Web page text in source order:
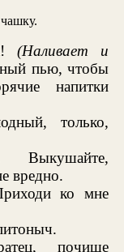
(Наливает и
пью, чтобы
напитки
только,
Выкушайте,
вредно.
ко мне
почище